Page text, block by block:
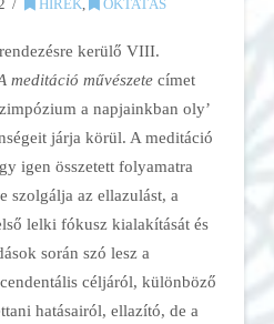
HÍREK, OKTATÁS
kerülő VIII.
meditáció művészetecímet
a napjainkban oly’
járja körül. A meditáció
igen összetett folyamatra
szolgálja az ellazulást, a
lelki fókusz kialakítását és
során szó lesz a
céljáról, különböző
hatásairól, ellazító, de a